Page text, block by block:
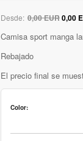
Desde: 0,00 EUR0,00
Camisa sport manga
Rebajado
El precio final se
Color: